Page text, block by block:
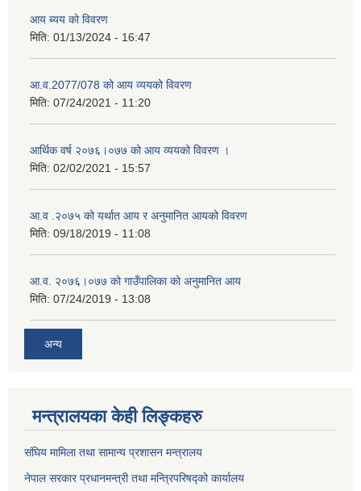
आय ब्यय को विवरण
मिति: 01/13/2024 - 16:47
आ.व.2077/078 को आय व्ययको विवरण
मिति: 07/24/2021 - 11:20
आर्थिक वर्ष २०७६।०७७ को आय व्ययको विवरण ।
मिति: 02/02/2021 - 15:57
आ.व .२०७५ को यर्थात आय र अनुमानित आयको विवरण
मिति: 09/18/2019 - 11:08
आ.व. २०७६।०७७ को गाउँपालिका को अनुमानित आय
मिति: 07/24/2019 - 13:08
अन्य
मन्त्रालयका केही लिङ्कहरु
संघिय मामिला तथा सामान्य प्रशासन मन्त्रालय
नेपाल सरकार प्रधानमन्त्री तथा मन्त्रिपरिषद्को कार्यालय